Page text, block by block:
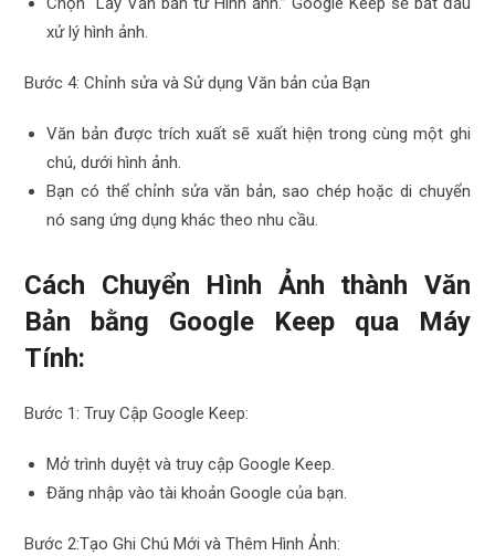
xử lý hình ảnh.
Bước 4: Chỉnh sửa và Sử dụng Văn bản của Bạn
Văn bản được trích xuất sẽ xuất hiện trong cùng một ghi
chú, dưới hình ảnh.
Bạn có thể chỉnh sửa văn bản, sao chép hoặc di chuyển
nó sang ứng dụng khác theo nhu cầu.
Cách Chuyển Hình Ảnh thành Văn
Bản bằng Google Keep qua Máy
Tính:
Bước 1: Truy Cập Google Keep:
Mở trình duyệt và truy cập Google Keep.
Đăng nhập vào tài khoản Google của bạn.
Bước 2:Tạo Ghi Chú Mới và Thêm Hình Ảnh: